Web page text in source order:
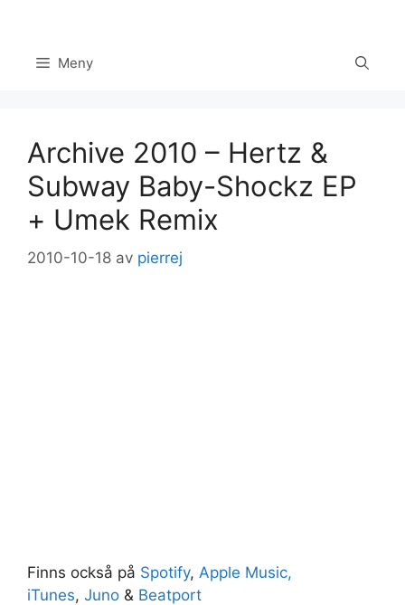
innehåll Meny
Archive 2010 – Hertz &
Subway Baby-Shockz EP
+ Umek Remix
2010-10-18 av pierrej
Finns också på Spotify, Apple Music,
iTunes, Juno & Beatport